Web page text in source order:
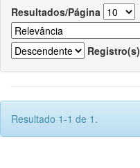
Resultados/Página
Registro(s)
Resultado 1-1 de 1.